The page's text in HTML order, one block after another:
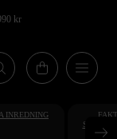
kr
INREDNING